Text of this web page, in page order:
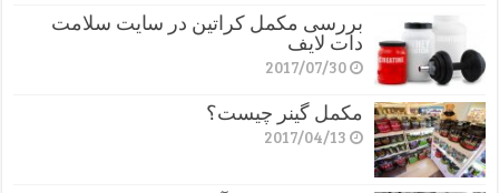
بررسی مکمل کراتین در سایت سلامت
دات لایف
2017/07/30
مکمل گینر چیست؟
2017/04/13